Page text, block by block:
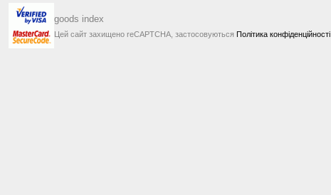
goods index
Цей сайт захищено reCAPTCHA, застосовуються Політика конфіденційності